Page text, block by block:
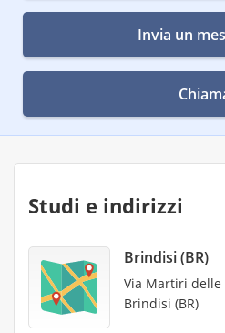
Invia un
Studi e indirizzi
Brindisi (BR)
Via Martiri delle
Brindisi (BR)